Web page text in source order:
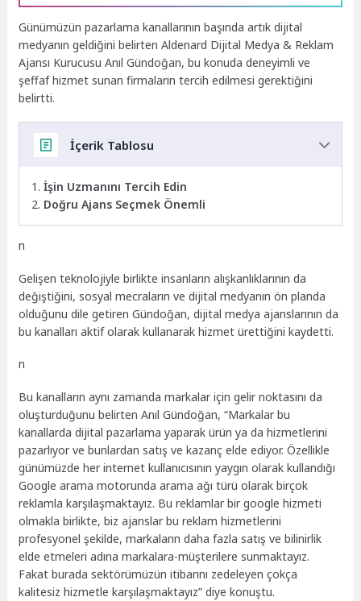
Günümüzün pazarlama kanallarının başında artık dijital
medyanın geldiğini belirten Aldenard Dijital Medya & Reklam
Ajansı Kurucusu Anıl Gündoğan, bu konuda deneyimli ve
şeffaf hizmet sunan firmaların tercih edilmesi gerektiğini
belirtti.
İçerik Tablosu
İşin Uzmanını Tercih Edin
Doğru Ajans Seçmek Önemli
n
Gelişen teknolojiyle birlikte insanların alışkanlıklarının da
değiştiğini, sosyal mecraların ve dijital medyanın ön planda
olduğunu dile getiren Gündoğan, dijital medya ajanslarının da
bu kanalları aktif olarak kullanarak hizmet ürettiğini kaydetti.
n
Bu kanalların aynı zamanda markalar için gelir noktasını da
oluşturduğunu belirten Anıl Gündoğan, “Markalar bu
kanallarda dijital pazarlama yaparak ürün ya da hizmetlerini
pazarlıyor ve bunlardan satış ve kazanç elde ediyor. Özellikle
günümüzde her internet kullanıcısının yaygın olarak kullandığı
Google arama motorunda arama ağı türü olarak birçok
reklamla karşılaşmaktayız. Bu reklamlar bir google hizmeti
olmakla birlikte, biz ajanslar bu reklam hizmetlerini
profesyonel şekilde, markaların daha fazla satış ve bilinirlik
elde etmeleri adına markalara-müşterilere sunmaktayız.
Fakat burada sektörümüzün itibarını zedeleyen çokça
kalitesiz hizmetle karşılaşmaktayız” diye konuştu.